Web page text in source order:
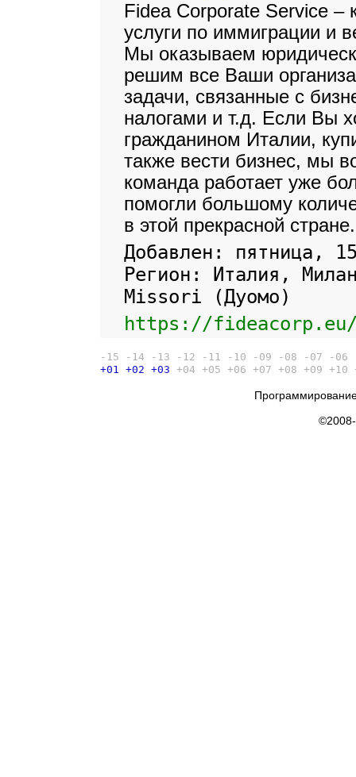
Fidea Corporate Service
услуги по иммиграции и
Мы оказываем
решим все Ваши
задачи, связанные с
налогами и т.д. Если Вы
гражданином Италии,
также вести бизнес, мы
команда работает уже
помогли большому
в этой прекрасной стране.
Добавлен: пятница,
Регион: Италия,
Missori (Дуомо)
https://
-15 -14 -13 -12 -11 -10 -09 -08 -07 -06
+01 +02 +03 +04 +05 +06 +07 +08 +09 +10